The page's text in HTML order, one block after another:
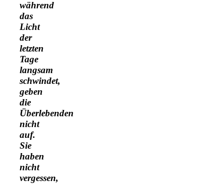
während
das
Licht
der
letzten
Tage
langsam
schwindet,
geben
die
Überlebenden
nicht
auf.
Sie
haben
nicht
vergessen,